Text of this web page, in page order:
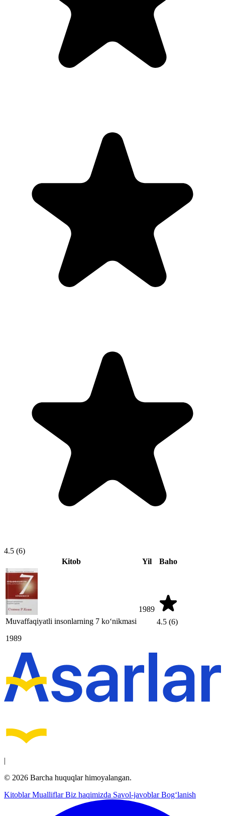
4.5 (6)
Kitob
Yil Baho
Muvaffaqiyatli insonlarning 7 ko‘nikmasi
1989
1989
4.5 (6)
|
© 2026 Barcha huquqlar himoyalangan.
KitoblarMualliflarBiz haqimizda Savol-javoblarBog‘lanish